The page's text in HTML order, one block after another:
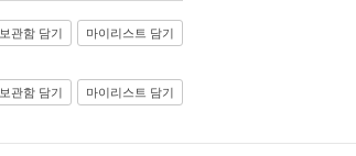
보관함 담기 마이리스트 담기
보관함 담기 마이리스트 담기